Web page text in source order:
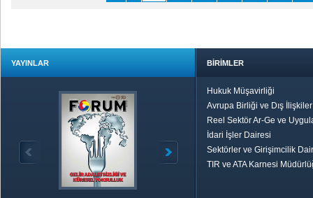
YAYINLAR BİRİMLER
Hukuk Müşavirliği
Avrupa Birliği ve Dış
Reel Sektör Ar-Ge ve
İdari İşler Dairesi
Sektörler ve Girişimcilik
TIR ve ATA Karnesi